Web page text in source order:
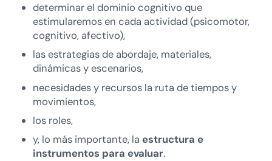
determinar el dominio cognitivo que
estimularemos en cada actividad (psicomotor,
cognitivo, afectivo),
las estrategias de abordaje, materiales,
dinámicas y escenarios,
necesidades y recursos la ruta de tiempos y
movimientos,
los roles,
y, lo más importante, la estructura e
instrumentos para evaluar.